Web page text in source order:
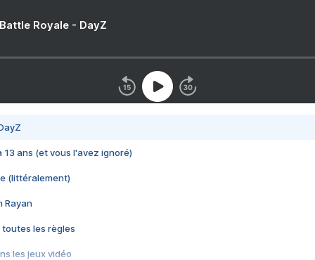
Royale - DayZ
13 ans (et vous l'avez ignoré)
(littéralement)
Rayan
toutes les règles
les jeux vidéo